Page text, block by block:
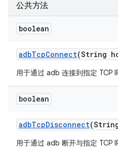
公共方法
boolean
adbTcpConnect(String
用于通过 adb 连接到指定 TCP
boolean
adbTcpDisconnect
用于通过 adb 断开与指定 TCP